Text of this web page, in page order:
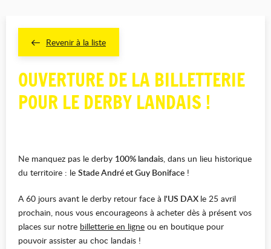
Revenir à la liste
OUVERTURE DE LA BILLETTERIE
POUR LE DERBY LANDAIS !
Ne manquez pas le derby 100% landais, dans un lieu historique
du territoire : le Stade André et Guy Boniface !
A 60 jours avant le derby retour face à l'US DAX le 25 avril
prochain, nous vous encourageons à acheter dès à présent vos
places sur notre billetterie en ligne ou en boutique pour
pouvoir assister au choc landais !